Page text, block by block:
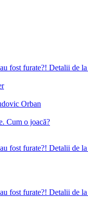
fost furate?! Detalii de
Orban
Cum o joacă?
fost furate?! Detalii de
fost furate?! Detalii de